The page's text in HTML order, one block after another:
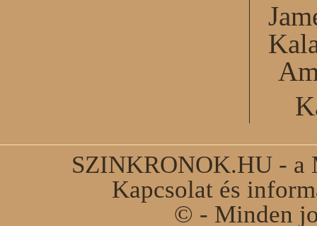
SZINKRONOK.HU - a
Kapcsolat és
© - Minden